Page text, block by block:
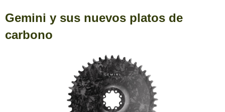
Gemini y sus nuevos platos de
carbono